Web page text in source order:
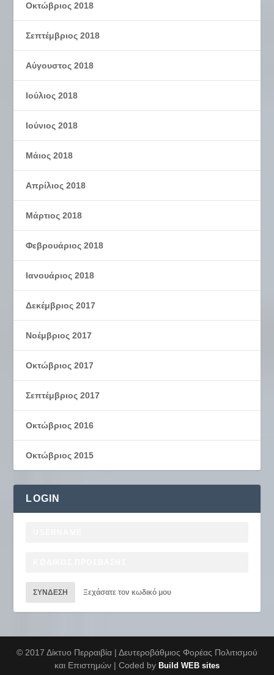
Οκτώβριος 2018
Σεπτέμβριος 2018
Αύγουστος 2018
Ιούλιος 2018
Ιούνιος 2018
Μάιος 2018
Απρίλιος 2018
Μάρτιος 2018
Φεβρουάριος 2018
Ιανουάριος 2018
Δεκέμβριος 2017
Νοέμβριος 2017
Οκτώβριος 2017
Σεπτέμβριος 2017
Οκτώβριος 2016
Οκτώβριος 2015
LOGIN
ΣΎΝΔΕΣΗ Ξεχάσατε τον κωδικό μου
© 2017 Δίκτυο Περραιβία | Δευτεροβάθμιος Φορέας Πολιτισμού
και Επιστημών | Coded by Build WEB sites